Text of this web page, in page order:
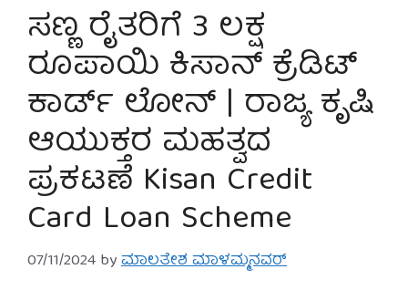
ಸಣ್ಣ ರೈತರಿಗೆ 3 ಲಕ್ಷ
ರೂಪಾಯಿ ಕಿಸಾನ್ ಕ್ರೆಡಿಟ್
ಕಾರ್ಡ್ ಲೋನ್‌ | ರಾಜ್ಯ ಕೃಷಿ
ಆಯುಕ್ತರ ಮಹತ್ವದ
ಪ್ರಕಟಣೆ Kisan Credit
Card Loan Scheme
07/11/2024 byಮಾಲತೇಶ ಮಾಳಮ್ಮನವರ್